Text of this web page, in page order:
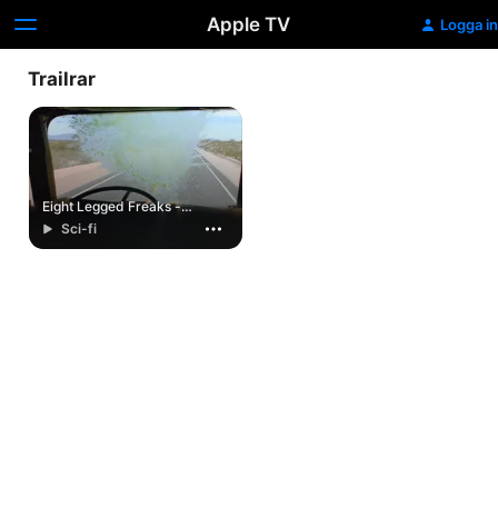
Apple TV Logga in
Trailrar
Eight Legged Freaks -
Jättespindlarna Anfaller
Sci-fi